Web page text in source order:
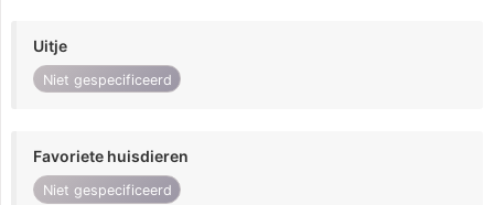
Uitje
Niet gespecificeerd
Favoriete huisdieren
Niet gespecificeerd